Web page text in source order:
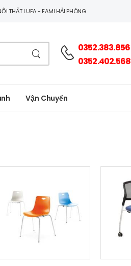
THẤT LUFA - FAMI HẢI PHÒNG
0352.383.856
0352.402.568
Vận Chuyển